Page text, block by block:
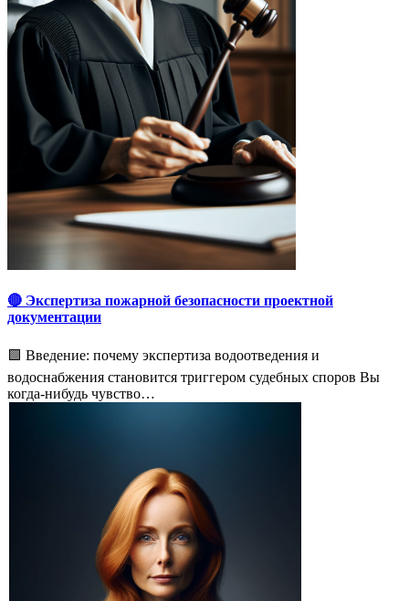
🔴 Экспертиза пожарной безопасности проектной
документации
🟩 Введение: почему экспертиза водоотведения и
водоснабжения становится триггером судебных споров Вы
когда-нибудь чувство…